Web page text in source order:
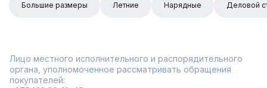
Большие размеры Летние Нарядные Деловой
Лицо местного исполнительного и распорядительного
органа, уполномоченное рассматривать обращения
покупателей: